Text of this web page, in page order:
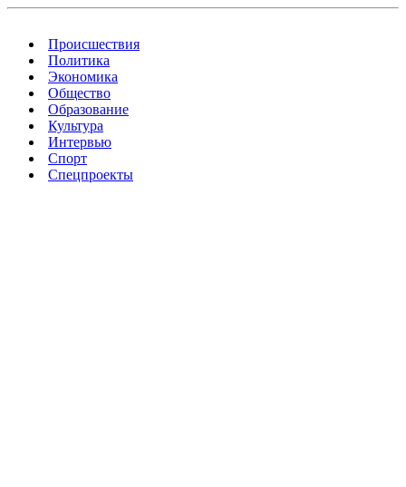
Происшествия
Политика
Экономика
Общество
Образование
Культура
Интервью
Спорт
Спецпроекты